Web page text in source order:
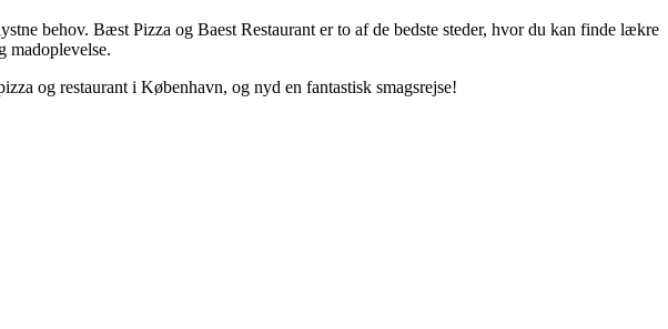
behov. Bæst Pizza og Baest Restaurant er to af de bedste steder, hvor du kan finde lækre
madoplevelse.
og restaurant i København, og nyd en fantastisk smagsrejse!